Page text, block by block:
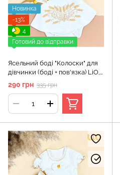
Новинка
−13%
4
Готовий до відправки
Ясельний боді "Колоски" для
дівчинки (боді + пов'язка) LiО,
290 грн 335 грн